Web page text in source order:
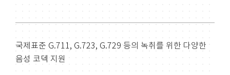
국제표준 G.711, G.723, G.729 등의 녹취를 위한 다양한
음성 코덱 지원